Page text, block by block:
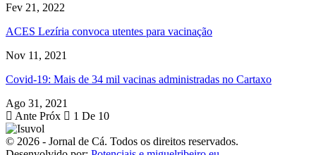
Fev 21, 2022
ACES Lezíria convoca utentes para vacinação
Nov 11, 2021
Covid-19: Mais de 34 mil vacinas administradas no Cartaxo
Ago 31, 2021
Ante Próx 1 De 10
© 2026 - Jornal de Cá. Todos os direitos reservados.